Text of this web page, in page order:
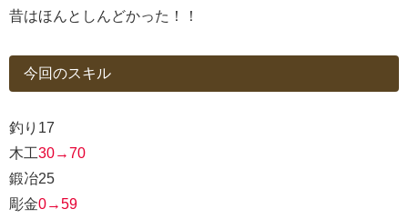
昔はほんとしんどかった！！
今回のスキル
釣り17
木工30→70
鍛冶25
彫金0→59